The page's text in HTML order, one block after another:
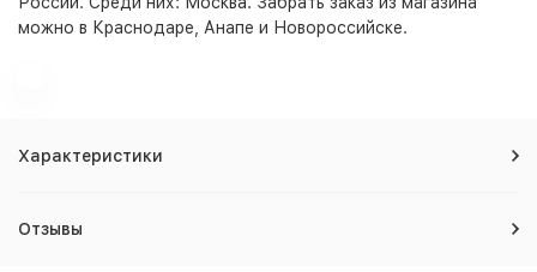
можно в Краснодаре, Анапе и Новороссийске.
Характеристики
Отзывы